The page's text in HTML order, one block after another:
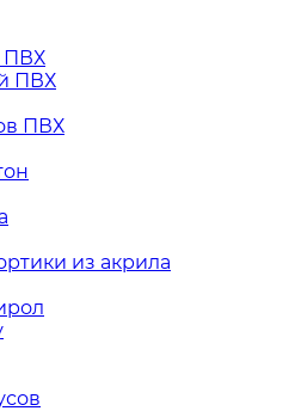
ПВХ
ПВХ
ПВХ
из акрила